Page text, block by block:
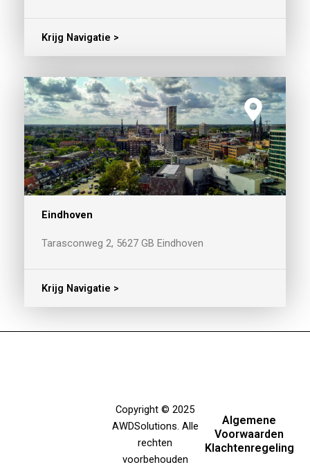
Krijg Navigatie >
Eindhoven
Tarasconweg 2, 5627 GB Eindhoven
Krijg Navigatie >
Copyright © 2025
AWDSolutions. Alle
rechten
voorbehouden
Algemene
Voorwaarden
Klachtenregeling